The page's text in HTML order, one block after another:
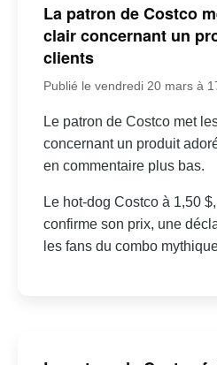
La patron de Costco
clair concernant un
clients
Publié le vendredi 20 mars à
Le patron de Costco met
concernant un produit
en commentaire plus bas.
Le hot-dog Costco à 1,50
confirme son prix, une
les fans du combo